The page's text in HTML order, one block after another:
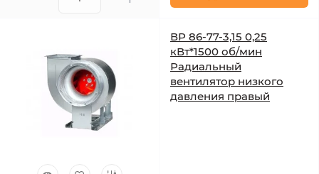
ВР 86-77-3,15 0,25
кВт*1500 об/мин
Радиальный
вентилятор низкого
давления правый